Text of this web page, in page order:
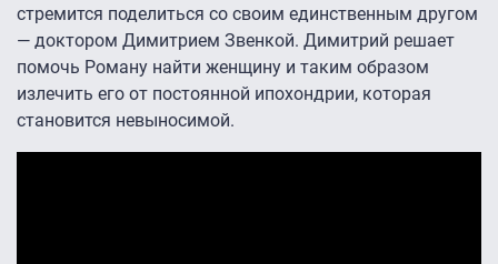
стремится поделиться со своим единственным другом
— доктором Димитрием Звенкой. Димитрий решает
помочь Роману найти женщину и таким образом
излечить его от постоянной ипохондрии, которая
становится невыносимой.